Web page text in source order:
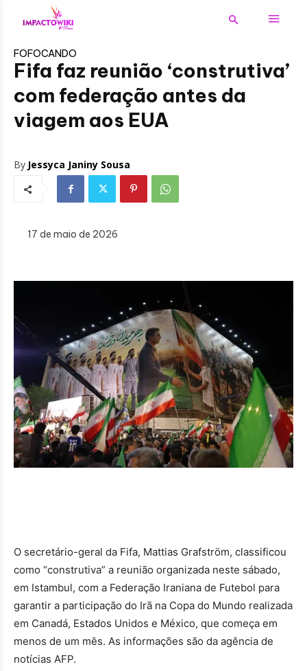
FOFOCANDO
Fifa faz reunião ‘construtiva’
com federação antes da
viagem aos EUA
By Jessyca Janiny Sousa
17 de maio de 2026
O secretário-geral da Fifa, Mattias Grafström, classificou
como “construtiva” a reunião organizada neste sábado,
em Istambul, com a Federação Iraniana de Futebol para
garantir a participação do Irã na Copa do Mundo realizada
em Canadá, Estados Unidos e México, que começa em
menos de um mês. As informações são da agência de
notícias AFP.